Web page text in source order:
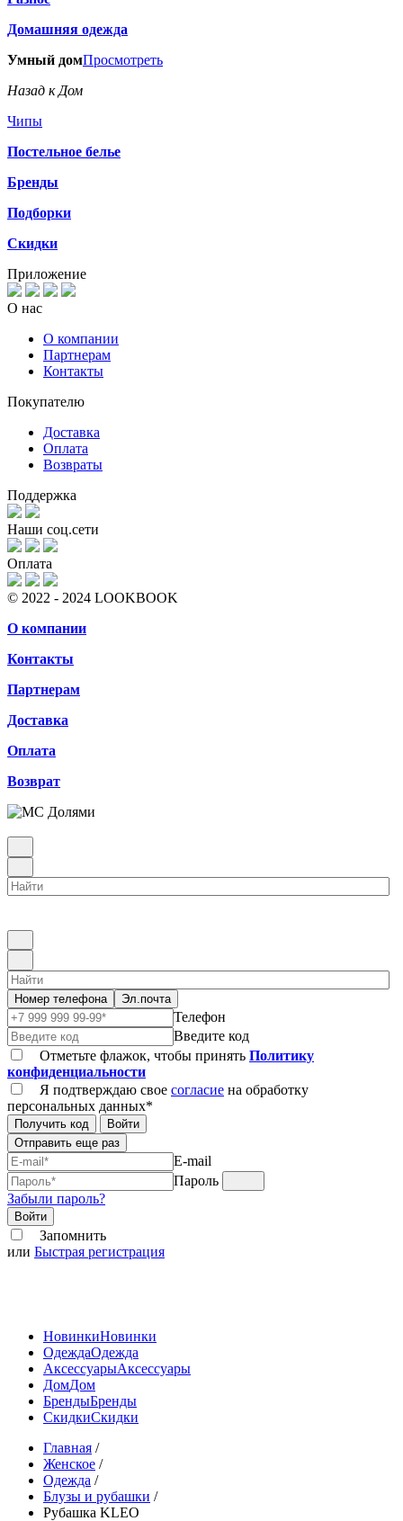
Домашняя одежда
Умный домПросмотреть
Назад к Дом
Чипы
Постельное белье
Бренды
Подборки
Скидки
Приложение
О нас
О компании
Партнерам
Контакты
Покупателю
Доставка
Оплата
Возвраты
Поддержка
Наши соц.сети
Оплата
© 2022 - 2024 LOOKBOOK
О компании
Контакты
Партнерам
Доставка
Оплата
Возврат
Номер телефона Эл.почта
Телефон
Введите код
Отметьте флажок, чтобы принять Политику
конфиденциальности
Я подтверждаю свое согласие на обработку
персональных данных*
Получить код
Войти
Отправить еще раз
E-mail
Пароль
Забыли пароль?
Войти
Запомнить
или Быстрая регистрация
НовинкиНовинки
ОдеждаОдежда
АксессуарыАксессуары
ДомДом
БрендыБренды
СкидкиСкидки
Главная /
Женское /
Одежда /
Блузы и рубашки /
Рубашка KLEO